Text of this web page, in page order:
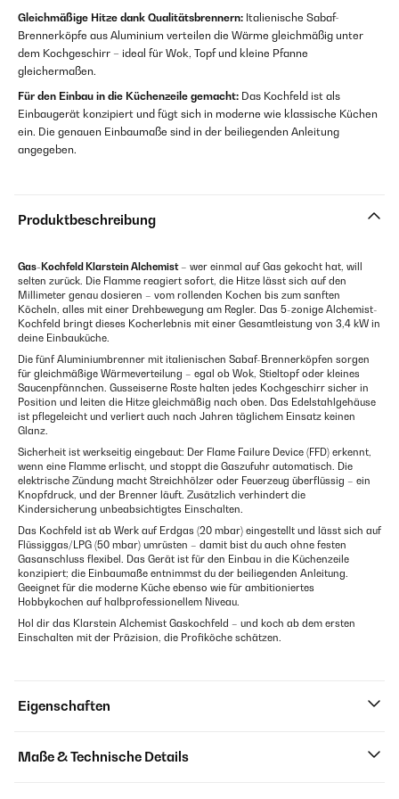
Gleichmäßige Hitze dank Qualitätsbrennern: Italienische Sabaf-
Brennerköpfe aus Aluminium verteilen die Wärme gleichmäßig unter
dem Kochgeschirr – ideal für Wok, Topf und kleine Pfanne
gleichermaßen.
Für den Einbau in die Küchenzeile gemacht: Das Kochfeld ist als
Einbaugerät konzipiert und fügt sich in moderne wie klassische Küchen
ein. Die genauen Einbaumaße sind in der beiliegenden Anleitung
angegeben.
Produktbeschreibung
Gas-Kochfeld Klarstein Alchemist– wer einmal auf Gas gekocht hat, will
selten zurück. Die Flamme reagiert sofort, die Hitze lässt sich auf den
Millimeter genau dosieren – vom rollenden Kochen bis zum sanften
Köcheln, alles mit einer Drehbewegung am Regler. Das 5-zonige Alchemist-
Kochfeld bringt dieses Kocherlebnis mit einer Gesamtleistung von 3,4 kW in
deine Einbauküche.
Die fünf Aluminiumbrenner mit italienischen Sabaf-Brennerköpfen sorgen
für gleichmäßige Wärmeverteilung – egal ob Wok, Stieltopf oder kleines
Saucenpfännchen. Gusseiserne Roste halten jedes Kochgeschirr sicher in
Position und leiten die Hitze gleichmäßig nach oben. Das Edelstahlgehäuse
ist pflegeleicht und verliert auch nach Jahren täglichem Einsatz keinen
Glanz.
Sicherheit ist werkseitig eingebaut: Der Flame Failure Device (FFD) erkennt,
wenn eine Flamme erlischt, und stoppt die Gaszufuhr automatisch. Die
elektrische Zündung macht Streichhölzer oder Feuerzeug überflüssig – ein
Knopfdruck, und der Brenner läuft. Zusätzlich verhindert die
Kindersicherung unbeabsichtigtes Einschalten.
Das Kochfeld ist ab Werk auf Erdgas (20 mbar) eingestellt und lässt sich auf
Flüssiggas/LPG (50 mbar) umrüsten – damit bist du auch ohne festen
Gasanschluss flexibel. Das Gerät ist für den Einbau in die Küchenzeile
konzipiert; die Einbaumaße entnimmst du der beiliegenden Anleitung.
Geeignet für die moderne Küche ebenso wie für ambitioniertes
Hobbykochen auf halbprofessionellem Niveau.
Hol dir das Klarstein Alchemist Gaskochfeld – und koch ab dem ersten
Einschalten mit der Präzision, die Profiköche schätzen.
Eigenschaften
Maße & Technische Details